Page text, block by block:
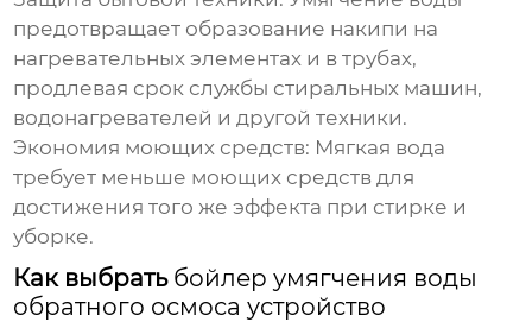
предотвращает образование накипи на
нагревательных элементах и в трубах,
продлевая срок службы стиральных машин,
водонагревателей и другой техники.
Экономия моющих средств: Мягкая вода
требует меньше моющих средств для
достижения того же эффекта при стирке и
уборке.
Как выбрать бойлер умягчения воды
обратного осмоса устройство